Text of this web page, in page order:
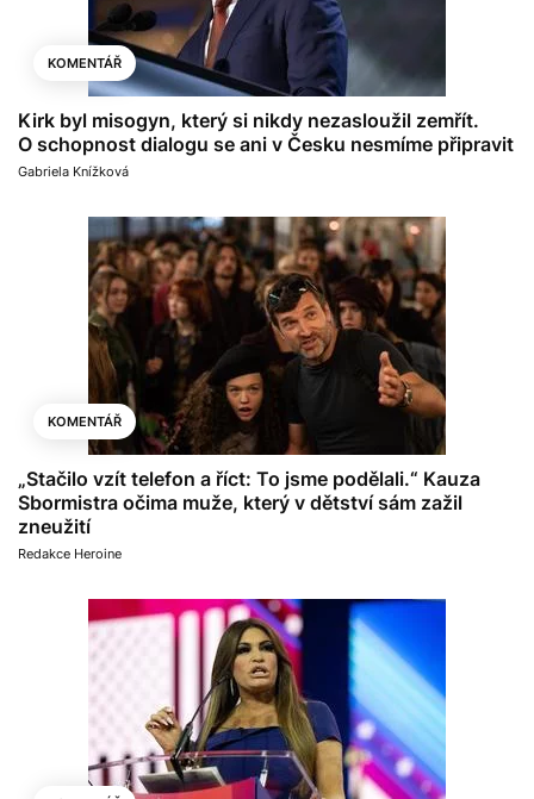
KOMENTÁŘ
Kirk byl misogyn, který si nikdy nezasloužil zemřít.
O schopnost dialogu se ani v Česku nesmíme připravit
Gabriela Knížková
KOMENTÁŘ
„Stačilo vzít telefon a říct: To jsme podělali.“ Kauza
Sbormistra očima muže, který v dětství sám zažil
zneužití
Redakce Heroine